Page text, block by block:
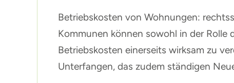
Betriebskosten von Wohnungen:
Kommunen können sowohl in der Rolle
Betriebskosten einerseits wirksam zu
Unterfangen, das zudem ständigen